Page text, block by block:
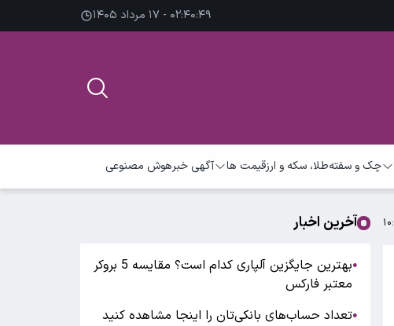
۰۲:۴۰:۵۰ - ۱۷ مرداد ۱۴۰۵
چک و سفتهطلا، سکه و ارزقیمت ها آگهی خبرهوش مصنوعی
آخرین اخبار
●
بهترین جایگزین آلپاری کدام است؟ مقایسه 5 بروکر
معتبر فارکس
●تعداد حساب‌های بانکی‌تان را اینجا مشاهده کنید